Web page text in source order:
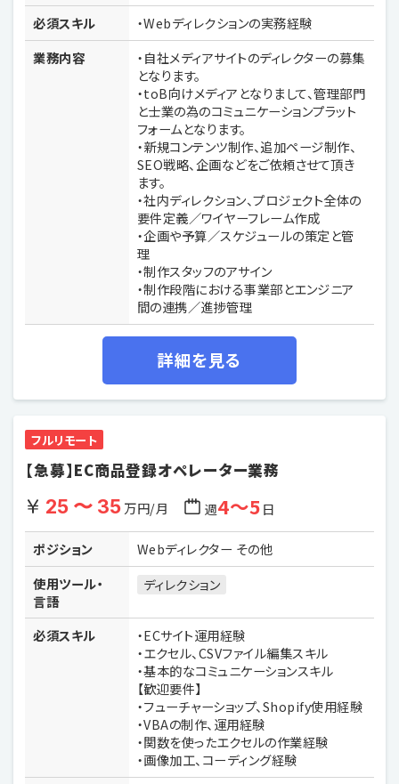
必須スキル
・Webディレクションの実務経験
業務内容
・自社メディアサイトのディレクターの募集
となります。
・toB向けメディアとなりまして、管理部門
と士業の為のコミュニケーションプラット
フォームとなります。
・新規コンテンツ制作、追加ページ制作、
SEO戦略、企画などをご依頼させて頂き
ます。
・社内ディレクション、プロジェクト全体の
要件定義／ワイヤーフレーム作成
・企画や予算／スケジュールの策定と管
理
・制作スタッフのアサイン
・制作段階における事業部とエンジニア
間の連携／進捗管理
詳細を見る
フルリモート
【急募】EC商品登録オペレーター業務
25 〜 35万円/月 週4〜5日
ポジション
Webディレクター その他
使用ツール・
言語
ディレクション
必須スキル
・ECサイト運用経験
・エクセル、CSVファイル編集スキル
・基本的なコミュニケーションスキル
【歓迎要件】
・フューチャーショップ、Shopify使用経験
・VBAの制作、運用経験
・関数を使ったエクセルの作業経験
・画像加工、コーディング経験